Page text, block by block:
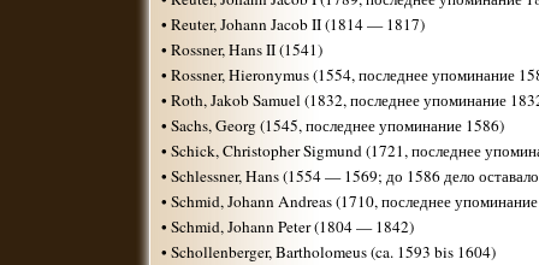
• Reuter, Johann Jacob II (1814 — 1817)
• Rossner, Hans II (1541)
• Rossner, Hieronymus (1554, последнее упоминание
• Roth, Jakob Samuel (1832, последнее упоминание
• Sachs, Georg (1545, последнее упоминание 1586)
• Schick, Christopher Sigmund (1721, последнее
• Schlessner, Hans (1554 — 1569; до 1586 дело
• Schmid, Johann Andreas (1710, последнее
• Schmid, Johann Peter (1804 — 1842)
• Schollenberger, Bartholomeus (ca. 1593 bis 1604)